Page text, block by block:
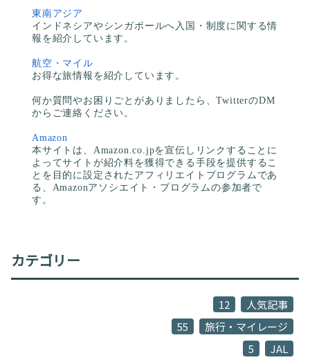
東南アジア
インドネシアやシンガポールへ入国・制度に関する情
報を紹介しています。
航空・マイル
お得な旅情報を紹介しています。
何か質問やお困りごとがありましたら、TwitterのDM
からご連絡ください。
Amazon
本サイトは、Amazon.co.jpを宣伝しリンクすることに
よってサイトが紹介料を獲得できる手段を提供するこ
とを目的に設定されたアフィリエイトプログラムであ
る、Amazonアソシエイト・プログラムの参加者で
す。
カテゴリー
人気記事
12
旅行・マイレージ
55
JAL
5